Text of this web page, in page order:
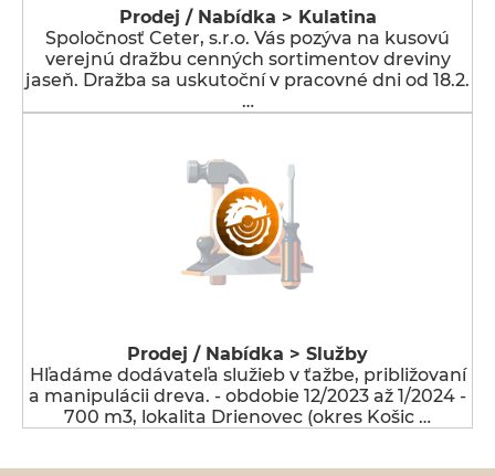
Prodej / Nabídka > Kulatina
Spoločnosť Ceter, s.r.o. Vás pozýva na kusovú
verejnú dražbu cenných sortimentov dreviny
jaseň. Dražba sa uskutoční v pracovné dni od 18.2.
…
Prodej / Nabídka > Služby
Hľadáme dodávateľa služieb v ťažbe, približovaní
a manipulácii dreva. - obdobie 12/2023 až 1/2024 -
700 m3, lokalita Drienovec (okres Košic …